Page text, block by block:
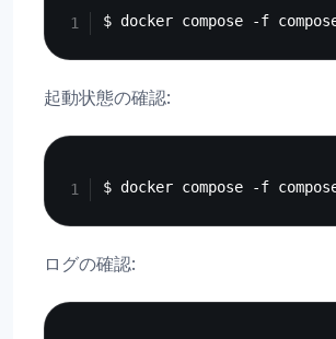
起動状態の確認:
ログの確認: